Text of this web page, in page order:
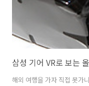
삼성 기어 VR로 보는
해외 여행을 가자 직접 못가